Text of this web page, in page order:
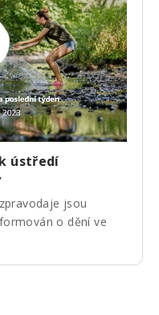
ústředí
jsou
o dění ve